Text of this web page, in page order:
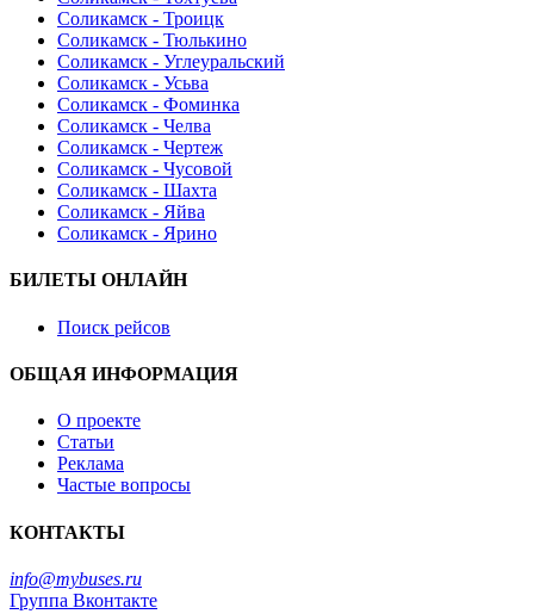
Соликамск - Троицк
Соликамск - Тюлькино
Соликамск - Углеуральский
Соликамск - Усьва
Соликамск - Фоминка
Соликамск - Челва
Соликамск - Чертеж
Соликамск - Чусовой
Соликамск - Шахта
Соликамск - Яйва
Соликамск - Ярино
БИЛЕТЫ ОНЛАЙН
Поиск рейсов
ОБЩАЯ ИНФОРМАЦИЯ
О проекте
Статьи
Реклама
Частые вопросы
КОНТАКТЫ
info@mybuses.ru
Группа Вконтакте